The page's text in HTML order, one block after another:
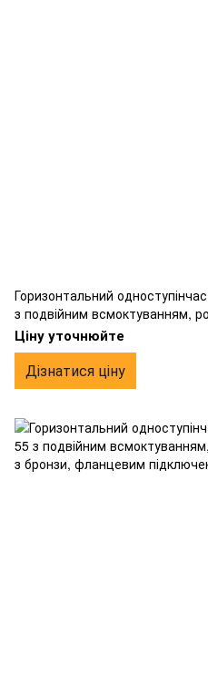
Горизонтальний
з подвійним всмоктуванням,
бронзи, фланцевим
Ціну уточнюйте
Дізнатися ціну